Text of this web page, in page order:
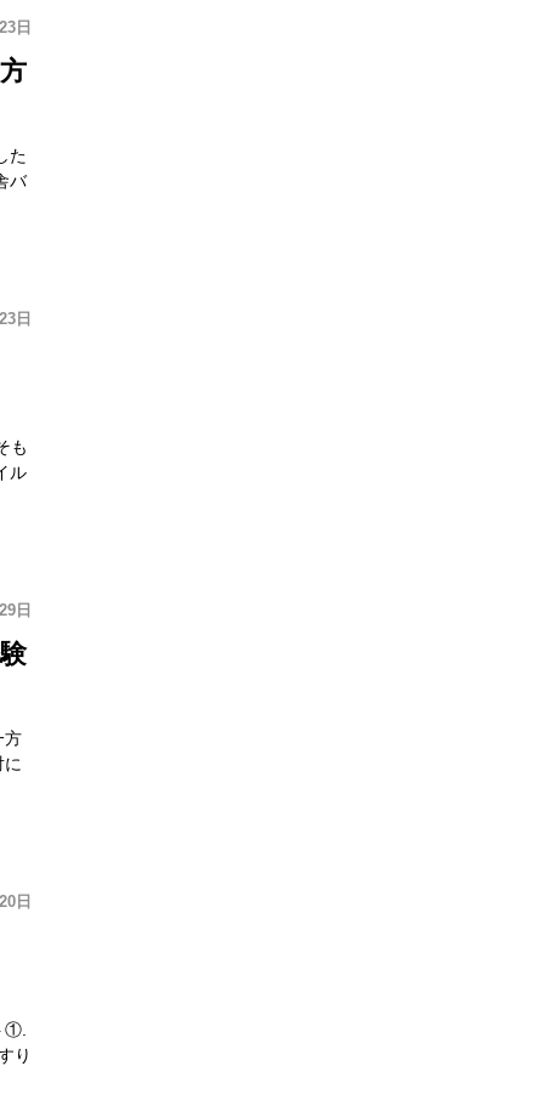
日
た
バ
日
も
ル
日
方
日
①.
り